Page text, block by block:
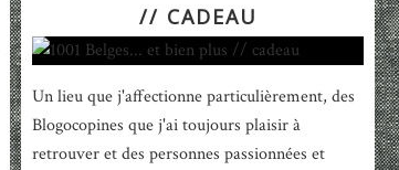
// CADEAU
Un lieu que j'affectionne particulièrement, des
Blogocopines que j'ai toujours plaisir à
retrouver et des personnes passionnées et